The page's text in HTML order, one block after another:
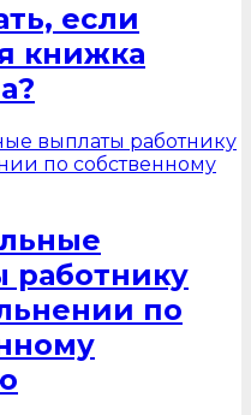
если
книжка
работнику
по